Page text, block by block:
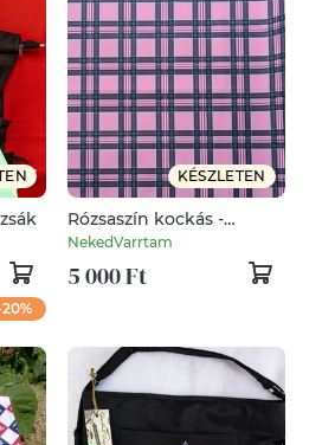
KÉSZLETEN
Rózsaszín kockás -
vízhatlan gyöngyvászon
NekedVarrtam
5 000 Ft